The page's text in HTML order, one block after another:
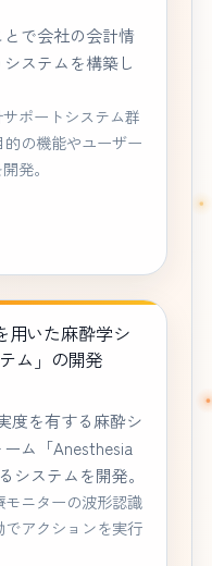
で会社の会計情
ステムを構築し
ポートシステム群
の機能やユーザー
発。
用いた麻酔学シ
ム」の開発
度を有する麻酔シ
ム「Anesthesia
システムを開発。
ニターの波形認識
アクションを実行